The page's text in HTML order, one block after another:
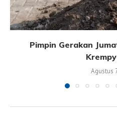
Pimpin Gerakan
Agustus